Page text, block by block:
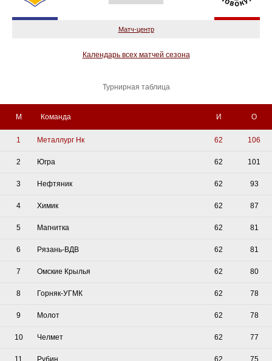
Матч-центр
Календарь всех матчей сезона
Турнирная таблица
М Команда И О
1 Металлург Нк 62 106
2 Югра 62 101
3 Нефтяник 62 93
4 Химик 62 87
5 Магнитка 62 81
6 Рязань-ВДВ 62 81
7 Омские Крылья 62 80
8 Горняк-УГМК 62 78
9 Молот 62 78
10 Челмет 62 77
11 Рубин 62 75